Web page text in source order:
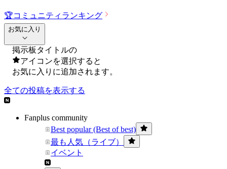
🏆コミュニティランキング
お気に入り
掲示板タイトルの
アイコンを選択すると
お気に入りに追加されます。
全ての投稿を表示する
Fanplus community
Best popular (Best of best)
最も人気（ライブ）
イベント